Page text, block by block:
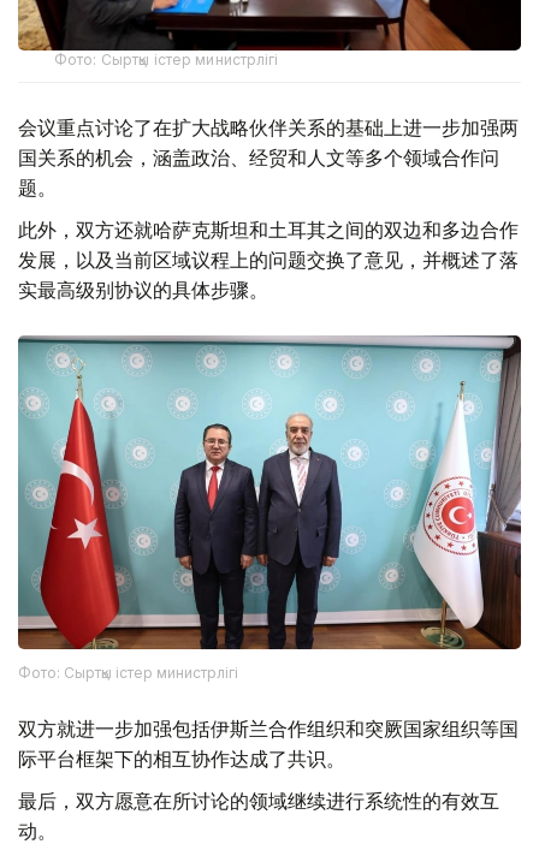
Фото: Сыртқы істер министрлігі
会议重点讨论了在扩大战略伙伴关系的基础上进一步加强两
国关系的机会，涵盖政治、经贸和人文等多个领域合作问
题。
此外，双方还就哈萨克斯坦和土耳其之间的双边和多边合作
发展，以及当前区域议程上的问题交换了意见，并概述了落
实最高级别协议的具体步骤。
Фото: Сыртқы істер министрлігі
双方就进一步加强包括伊斯兰合作组织和突厥国家组织等国
际平台框架下的相互协作达成了共识。
最后，双方愿意在所讨论的领域继续进行系统性的有效互
动。